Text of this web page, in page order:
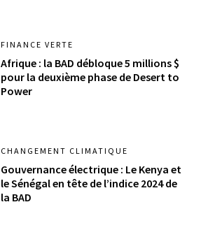
FINANCE VERTE
Afrique : la BAD débloque 5 millions $
pour la deuxième phase de Desert to
Power
CHANGEMENT CLIMATIQUE
Gouvernance électrique : Le Kenya et
le Sénégal en tête de l’indice 2024 de
la BAD